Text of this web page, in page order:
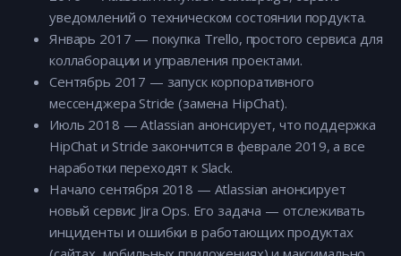
уведомлений о техническом состоянии пордукта.
Январь 2017 — покупка Trello, простого сервиса для
коллаборации и управления проектами.
Сентябрь 2017 — запуск корпоративного
мессенджера Stride (замена HipChat).
Июль 2018 — Atlassian анонсирует, что поддержка
HipChat и Stride закончится в феврале 2019, а все
наработки переходят к Slack.
Начало сентября 2018 — Atlassian анонсирует
новый сервис Jira Ops. Его задача — отслеживать
инциденты и ошибки в работающих продуктах